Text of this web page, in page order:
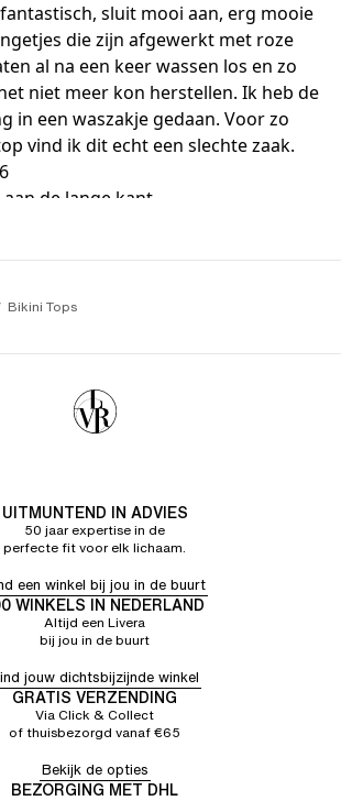
sluit mooi aan, erg mooie
die zijn afgewerkt met roze
al na een keer wassen los en zo
niet meer kon herstellen. Ik heb de
in een waszakje gedaan. Voor zo
vind ik dit echt een slechte zaak.
de lange kant.
Bikini Tops
UITMUNTEND IN ADVIES
50 jaar expertise in de
perfecte fit voor elk lichaam.
een winkel bij jou in de buurt
WINKELS IN NEDERLAND
Altijd een Livera
bij jou in de buurt
jouw dichtsbijzijnde winkel
GRATIS VERZENDING
Via Click & Collect
of thuisbezorgd vanaf €65
Bekijk de opties
BEZORGING MET DHL